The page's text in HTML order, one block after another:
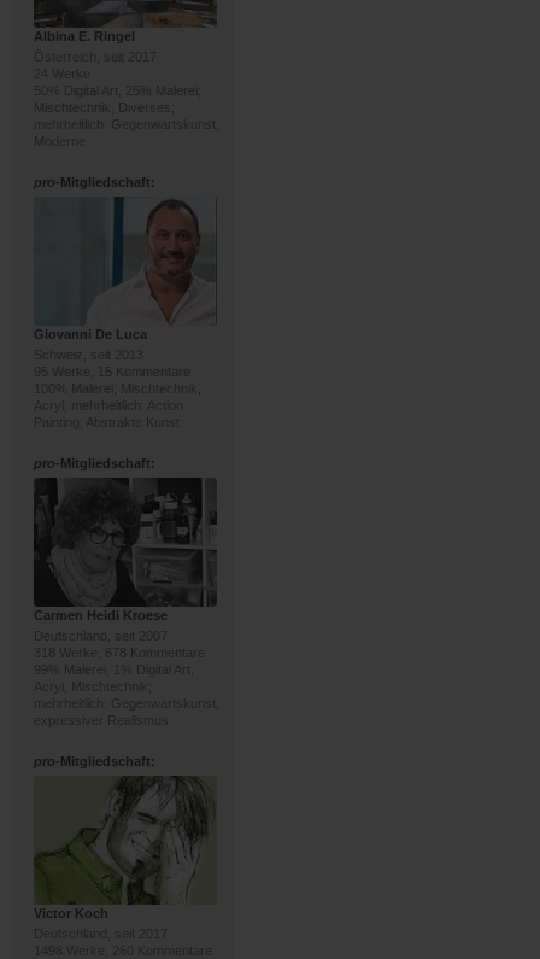
Albina E. Ringel
Österreich, seit 2017
24 Werke
50% Digital Art, 25% Malerei;
Mischtechnik, Diverses;
mehrheitlich: Gegenwartskunst,
Moderne
pro-Mitgliedschaft:
Giovanni De Luca
Schweiz, seit 2013
95 Werke, 15 Kommentare
100% Malerei; Mischtechnik,
Acryl; mehrheitlich: Action
Painting, Abstrakte Kunst
pro-Mitgliedschaft:
Carmen Heidi Kroese
Deutschland, seit 2007
318 Werke, 678 Kommentare
99% Malerei, 1% Digital Art;
Acryl, Mischtechnik;
mehrheitlich: Gegenwartskunst,
expressiver Realismus
pro-Mitgliedschaft:
Victor Koch
Deutschland, seit 2017
1498 Werke, 260 Kommentare